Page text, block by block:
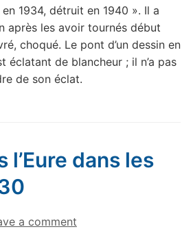
1934, détruit en 1940 ». Il a
après les avoir tournés début
choqué. Le pont d’un dessin en
éclatant de blancheur ; il n’a pas
de son éclat.
l’Eure dans les
a comment